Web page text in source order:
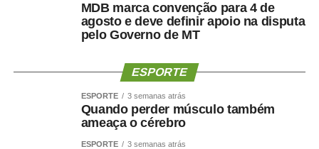
— A educação infantil é a que precisa de mais recursos,
pois demanda mais profissionais, alimentação mais
saudável e materiais didáticos específicos. Estamos
trabalhando, fazendo nosso trabalho, formando cidadãos
Avanços
Para a presidente da Associação Nacional de Pesquisa
MDB marca convenção para 4 de
agosto e deve definir apoio na disputa
pelo Governo de MT
ESPORTE
ESPORTE 3 semanas atrás
Quando perder músculo também
ameaça o cérebro
ESPORTE 3 semanas atrás